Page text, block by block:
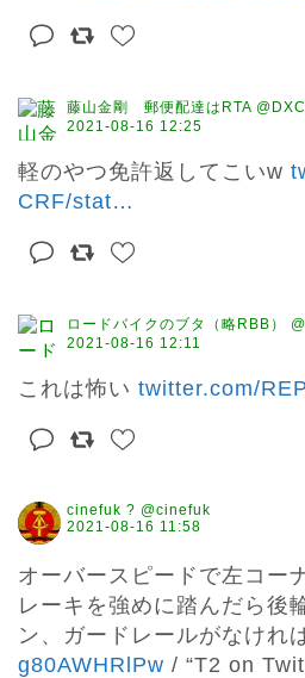
藤山金剛 郵便配達はRTA
2021-08-16 12:25
軽のやつ免許返してこいw
CRF/stat…
ロードバイクのブタ（略RBB）
2021-08-16 12:11
これは怖い twitter.com/
cinefuk ? @cinefuk
2021-08-16 11:58
オーバースピードで左コー
レーキを強めに踏んだら後
ン、ガードレールがなけれ
g80AWHRlPw / “T2 on